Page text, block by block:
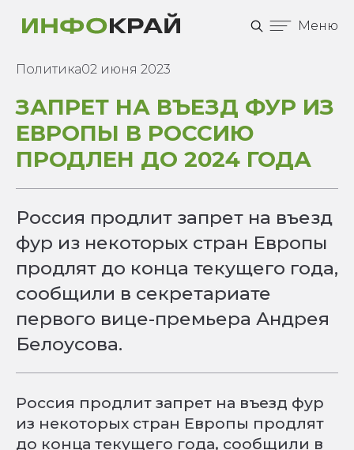
Меню
Политика02 июня 2023
ЗАПРЕТ НА ВЪЕЗД ФУР ИЗ
ЕВРОПЫ В РОССИЮ
ПРОДЛЕН ДО 2024 ГОДА
Россия продлит запрет на въезд
фур из некоторых стран Европы
продлят до конца текущего года,
сообщили в секретариате
первого вице-премьера Андрея
Белоусова.
Россия продлит запрет на въезд фур
из некоторых стран Европы продлят
до конца текущего года, сообщили в